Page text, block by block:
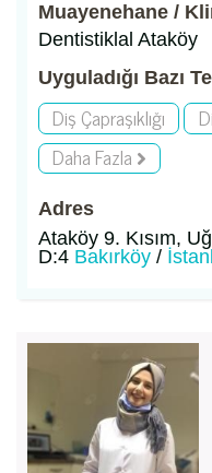
Muayenehane /
Dentistiklal Ataköy
Uyguladığı Bazı
Diş Çapraşıklığı
Daha Fazla
Adres
Ataköy 9. Kısım,
D:4 Bakırköy /